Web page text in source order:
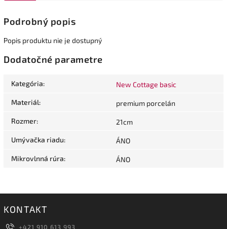
Podrobný popis
Popis produktu nie je dostupný
Dodatočné parametre
Kategória: New Cottage basic
Materiál: premium porcelán
Rozmer: 21cm
Umývačka riadu: ÁNO
Mikrovlnná rúra: ÁNO
KONTAKT
+421 910 613 993